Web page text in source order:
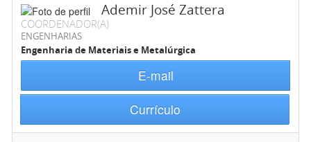
Ademir José Zattera
COORDENADOR(A)
ENGENHARIAS
Engenharia de Materiais e Metalúrgica
E-mail
Currículo